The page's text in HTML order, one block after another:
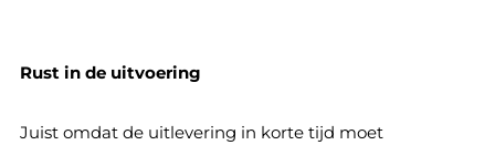
Rust in de uitvoering
Juist omdat de uitlevering in korte tijd moet